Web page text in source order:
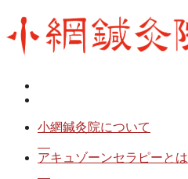
小網鍼灸院について
アキュゾーンセラピーとは